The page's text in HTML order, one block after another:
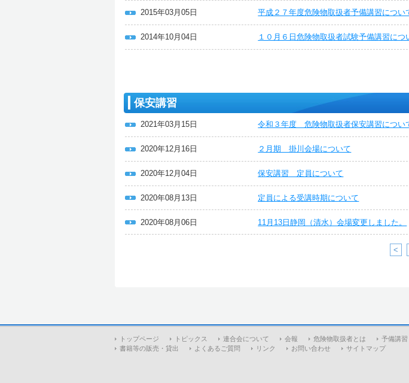
2015年03月05日 平成２７年度危険物取扱者予備講習につい
2014年10月04日 １０月６日危険物取扱者試験予備講習につ
保安講習
2021年03月15日 令和３年度 危険物取扱者保安講習につい
2020年12月16日 ２月期 掛川会場について
2020年12月04日 保安講習 定員について
2020年08月13日 定員による受講時期について
2020年08月06日 11月13日静岡（清水）会場変更しました。
<
トップページ トピックス 連合会について 会報 危険物取扱者とは 予備講習
書籍等の販売・貸出
よくあるご質問 リンク お問い合わせ サイトマップ